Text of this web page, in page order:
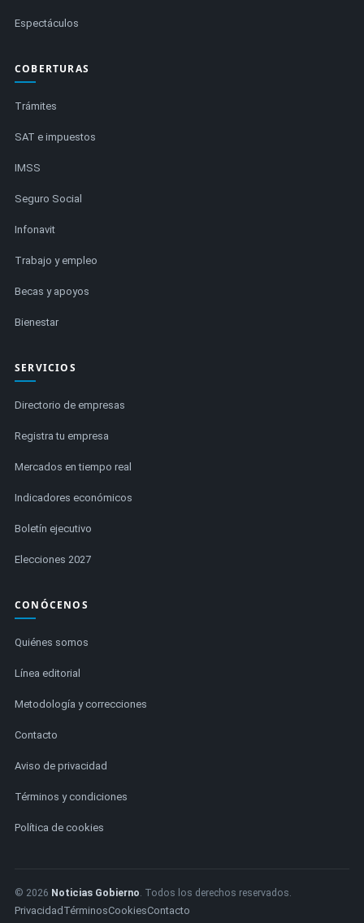
Espectáculos
COBERTURAS
Trámites
SAT e impuestos
IMSS
Seguro Social
Infonavit
Trabajo y empleo
Becas y apoyos
Bienestar
SERVICIOS
Directorio de empresas
Registra tu empresa
Mercados en tiempo real
Indicadores económicos
Boletín ejecutivo
Elecciones 2027
CONÓCENOS
Quiénes somos
Línea editorial
Metodología y correcciones
Contacto
Aviso de privacidad
Términos y condiciones
Política de cookies
© 2026 Noticias Gobierno. Todos los derechos reservados.
Privacidad TérminosCookiesContacto